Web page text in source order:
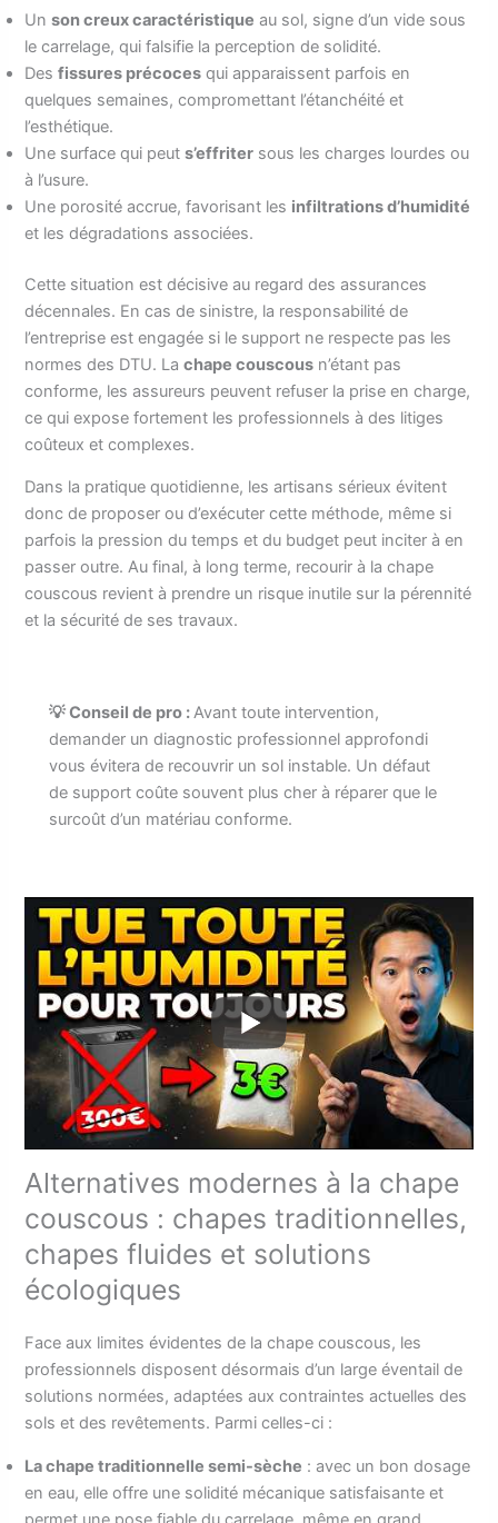
Unson creux caractéristique au sol, signe d’un vide sous
le carrelage, qui falsifie la perception de solidité.
Desfissures précoces qui apparaissent parfois en
quelques semaines, compromettant l’étanchéité et
l’esthétique.
Une surface qui peuts’effriter sous les charges lourdes ou
à l’usure.
Une porosité accrue, favorisant les infiltrations d’humidité
et les dégradations associées.
Cette situation est décisive au regard des assurances
décennales. En cas de sinistre, la responsabilité de
l’entreprise est engagée si le support ne respecte pas les
normes des DTU. Lachape couscous n’étant pas
conforme, les assureurs peuvent refuser la prise en charge,
ce qui expose fortement les professionnels à des litiges
coûteux et complexes.
Dans la pratique quotidienne, les artisans sérieux évitent
donc de proposer ou d’exécuter cette méthode, même si
parfois la pression du temps et du budget peut inciter à en
passer outre. Au final, à long terme, recourir à la chape
couscous revient à prendre un risque inutile sur la pérennité
et la sécurité de ses travaux.
💡 Conseil de pro :Avant toute intervention,
demander un diagnostic professionnel approfondi
vous évitera de recouvrir un sol instable. Un défaut
de support coûte souvent plus cher à réparer que le
surcoût d’un matériau conforme.
Alternatives modernes à la chape
couscous : chapes traditionnelles,
chapes fluides et solutions
écologiques
Face aux limites évidentes de la chape couscous, les
professionnels disposent désormais d’un large éventail de
solutions normées, adaptées aux contraintes actuelles des
sols et des revêtements. Parmi celles-ci :
La chape traditionnelle semi-sèche : avec un bon dosage
en eau, elle offre une solidité mécanique satisfaisante et